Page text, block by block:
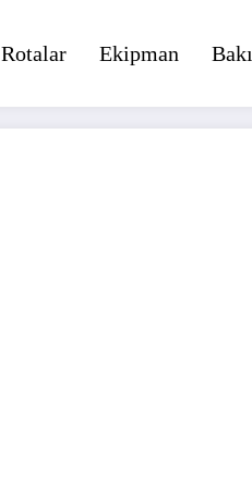
Rotalar Ekipman